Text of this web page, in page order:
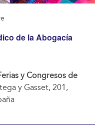
de la Abogacía
y Congresos de
y Gasset, 201,